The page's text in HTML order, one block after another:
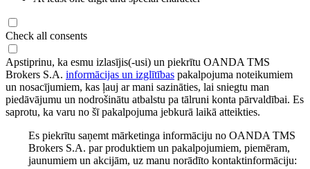
Check all consents
Apstiprinu, ka esmu izlasījis(-usi) un piekrītu OANDA TMS
Brokers S.A. informācijas un izglītības pakalpojuma noteikumiem
un nosacījumiem, kas ļauj ar mani sazināties, lai sniegtu man
piedāvājumu un nodrošinātu atbalstu pa tālruni konta pārvaldībai. Es
saprotu, ka varu no šī pakalpojuma jebkurā laikā atteikties.
Es piekrītu saņemt mārketinga informāciju no OANDA TMS
Brokers S.A. par produktiem un pakalpojumiem, piemēram,
jaunumiem un akcijām, uz manu norādīto kontaktinformāciju: